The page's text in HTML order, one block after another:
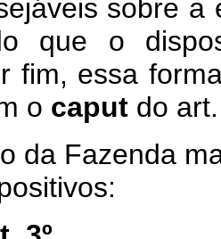
sobre a
que o
fim, essa
o caputdo art.
da Fazenda